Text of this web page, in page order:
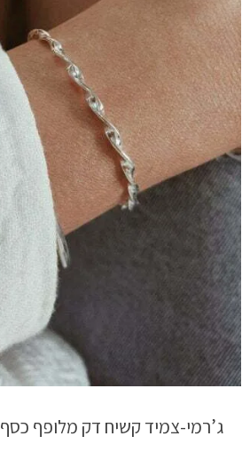
ג’רמי-צמיד קשיח דק מלופף כסף 925